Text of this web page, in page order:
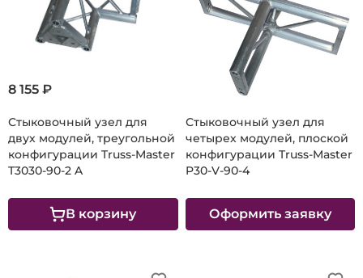
Стыковочный узел для
двух модулей, треугольной
конфигурации Truss-Master
T3030-90-2 A
8 155 ₽
В корзину
Стыковочный узел для
четырех модулей, плоской
конфигурации Truss-Master
P30-V-90-4
Оформить заявку